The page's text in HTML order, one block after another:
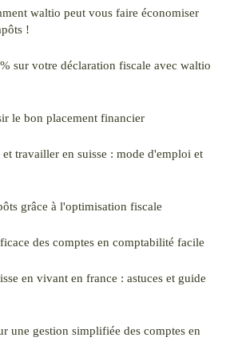
waltio peut vous faire économiser
!
sur votre déclaration fiscale avec waltio
le bon placement financier
travailler en suisse : mode d'emploi et
grâce à l'optimisation fiscale
des comptes en comptabilité facile
en vivant en france : astuces et guide
une gestion simplifiée des comptes en